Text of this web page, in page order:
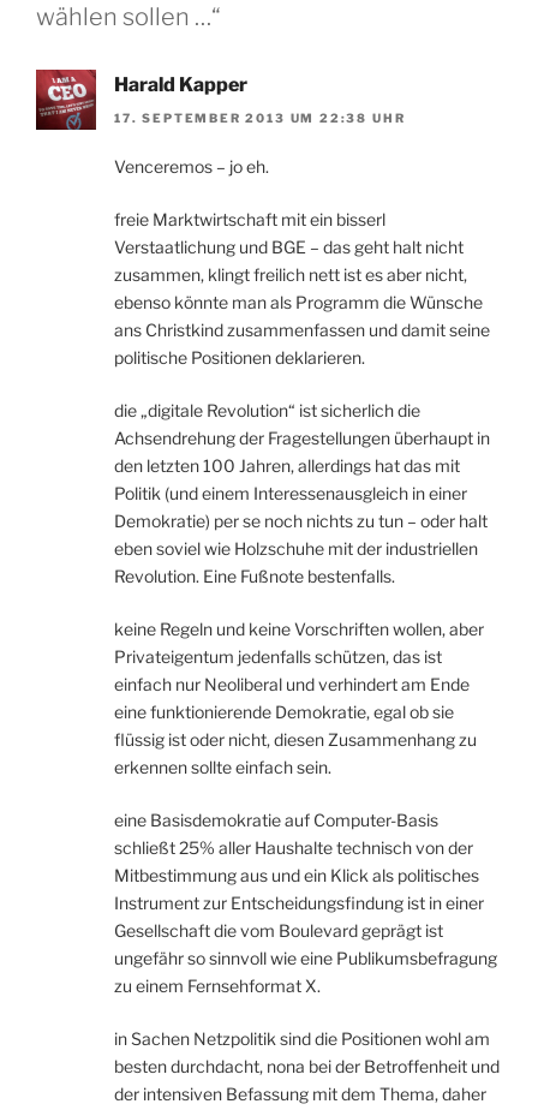
wählen sollen …“
Harald Kapper
17. SEPTEMBER 2013 UM 22:38 UHR
Venceremos – jo eh.
freie Marktwirtschaft mit ein bisserl
Verstaatlichung und BGE – das geht halt nicht
zusammen, klingt freilich nett ist es aber nicht,
ebenso könnte man als Programm die Wünsche
ans Christkind zusammenfassen und damit seine
politische Positionen deklarieren.
die „digitale Revolution“ ist sicherlich die
Achsendrehung der Fragestellungen überhaupt in
den letzten 100 Jahren, allerdings hat das mit
Politik (und einem Interessenausgleich in einer
Demokratie) per se noch nichts zu tun – oder halt
eben soviel wie Holzschuhe mit der industriellen
Revolution. Eine Fußnote bestenfalls.
keine Regeln und keine Vorschriften wollen, aber
Privateigentum jedenfalls schützen, das ist
einfach nur Neoliberal und verhindert am Ende
eine funktionierende Demokratie, egal ob sie
flüssig ist oder nicht, diesen Zusammenhang zu
erkennen sollte einfach sein.
eine Basisdemokratie auf Computer-Basis
schließt 25% aller Haushalte technisch von der
Mitbestimmung aus und ein Klick als politisches
Instrument zur Entscheidungsfindung ist in einer
Gesellschaft die vom Boulevard geprägt ist
ungefähr so sinnvoll wie eine Publikumsbefragung
zu einem Fernsehformat X.
in Sachen Netzpolitik sind die Positionen wohl am
besten durchdacht, nona bei der Betroffenheit und
der intensiven Befassung mit dem Thema, daher